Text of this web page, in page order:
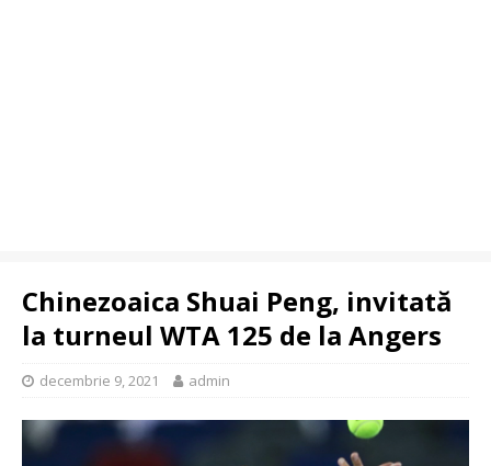
Chinezoaica Shuai Peng, invitată
la turneul WTA 125 de la Angers
decembrie 9, 2021 admin